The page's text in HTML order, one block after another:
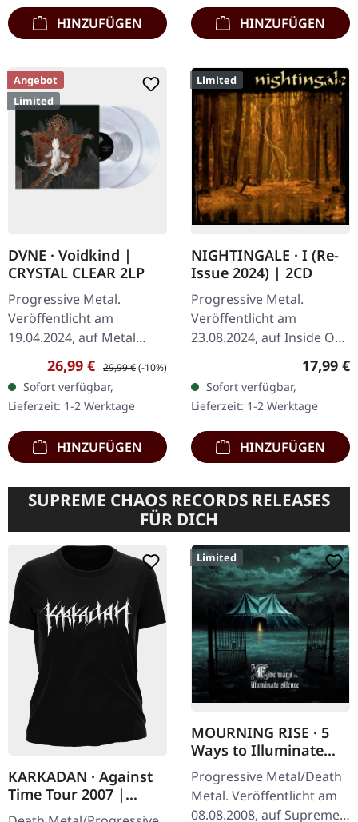
HINZUFÜGEN HINZUFÜGEN
Angebot
Limited
DVNE · Voidkind |
CRYSTAL CLEAR 2LP
Progressive Metal.
Veröffentlicht am
19.04.2024, auf Metal
Blade Records. Crystal
Clear Doppel-Vinyl,
limitiert auf 300
Exemplare. Die
schottische…
Verkaufspreis:
26,99 € Regulärer Preis:
29,99 €(-10%)
Sofort verfügbar,
Lieferzeit: 1-2 Werktage
HINZUFÜGEN
Limited
NIGHTINGALE · I (Re-
Issue 2024) | 2CD
Progressive Metal.
Veröffentlicht am
23.08.2024, auf Inside Out
Music. Limited Deluxe 2-
CD in Jewelcase in O-Card.
CD 1 – Album + Bonus
Tracks (73…
17,99 €
Sofort verfügbar,
Lieferzeit: 1-2 Werktage
HINZUFÜGEN
SUPREME CHAOS RECORDS RELEASES
FÜR DICH
KARKADAN · Against
Time Tour 2007 |
GIRLIE
Limited
MOURNING RISE · 5
Ways to Illuminate
Silence | DIGIPAK CD
Progressive Metal/Death
Metal. Veröffentlicht am
08.08.2008, auf Supreme